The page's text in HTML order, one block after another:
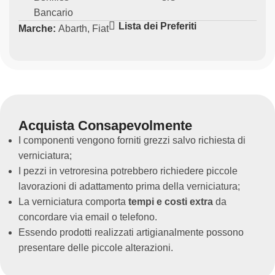
Kit Completo, include le cover per:
essere acquistato singolarmente per soddisfare
specifiche esigenze di personalizzazione.
Compatibilità: La maniglia del baule e le maniglie
porta sono compatibili anche con i modelli Fiat 500.
Opzioni di Finitura e Note Importanti:
Disponibile in Carbonio o ABS: Scegli la versione che
meglio si adatta al tuo stile e alle tue preferenze di
Bancario
Marche: Abarth, Fiat Lista dei Preferiti
Acquista Consapevolmente
I componenti vengono forniti grezzi salvo richiesta di
verniciatura;
I pezzi in vetroresina potrebbero richiedere piccole
lavorazioni di adattamento prima della verniciatura;
La verniciatura comporta tempi e costi extra da
concordare via email o telefono.
Essendo prodotti realizzati artigianalmente possono
presentare delle piccole alterazioni.